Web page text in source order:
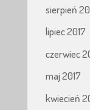
sierpień
lipiec 2017
czerwiec
maj 2017
kwiecień